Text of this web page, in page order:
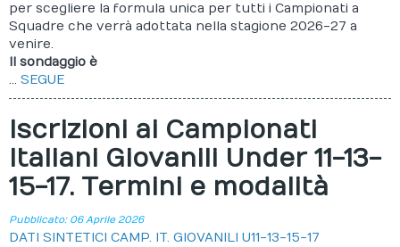
Calendario
per scegliere la formula unica per tutti i Campionati a
Squadre che verrà adottata nella stagione 2026-27 a
venire.
Il sondaggio è
... SEGUE
Iscrizioni ai Campionati
Italiani Giovanili Under 11-13-
15-17. Termini e modalità
Pubblicato: 06 Aprile 2026
DATI SINTETICI CAMP. IT. GIOVANILI U11-13-15-17